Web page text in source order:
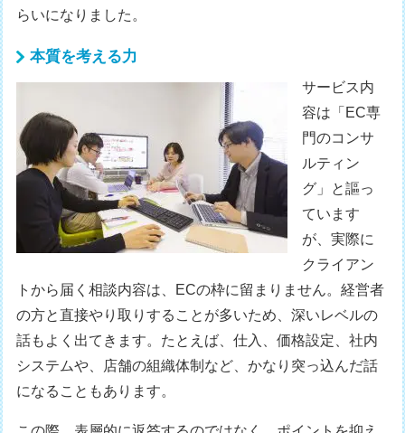
らいになりました。
本質を考える力
サービス内
容は「EC専
門のコンサ
ルティン
グ」と謳っ
ています
が、実際に
クライアン
トから届く相談内容は、ECの枠に留まりません。経営者
の方と直接やり取りすることが多いため、深いレベルの
話もよく出てきます。たとえば、仕入、価格設定、社内
システムや、店舗の組織体制など、かなり突っ込んだ話
になることもあります。